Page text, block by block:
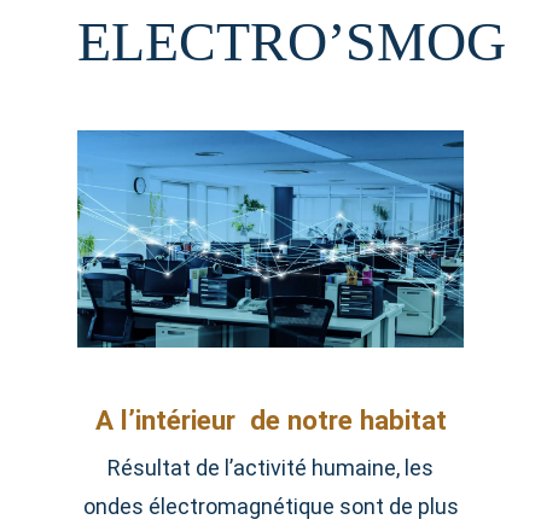
ELECTRO’SMOG
A l’intérieur de notre habitat
Résultat de l’activité humaine, les
ondes électromagnétique sont de plus